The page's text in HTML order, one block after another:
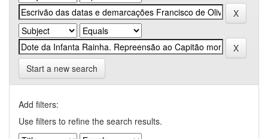
Start a new search
Add filters:
Use filters to refine the search results.